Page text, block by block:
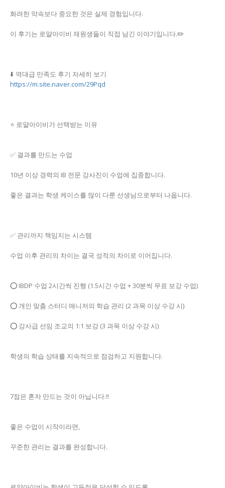
화려한 약속보다 중요한 것은 실제 경험입니다.
이 후기는 로얄아이비 재원생들이 직접 남긴 이야기입니다.✏️
⬇️ 역대급 만족도 후기 자세히 보기
https://m.site.naver.com/29Pqd
⭐ 로얄아이비가 선택받는 이유
✅ 결과를 만드는 수업
10년 이상 경력의 IB 전문 강사진이 수업에 집중합니다.
좋은 결과는 학생 케이스를 많이 다룬 선생님으로부터 나옵니다.
✅ 관리까지 책임지는 시스템
수업 이후 관리의 차이는 결국 성적의 차이로 이어집니다.
⭕ IBDP 수업 2시간씩 진행 (1.5시간 수업 + 30분씩 무료 보강 수업)
⭕ 개인 맞춤 스터디 매니저의 학습 관리 (2 과목 이상 수강 시)
⭕ 강사급 선임 조교의 1:1 보강 (3 과목 이상 수강 시)
학생의 학습 상태를 지속적으로 점검하고 지원합니다.
7점은 혼자 만드는 것이 아닙니다.‼️
좋은 수업이 시작이라면,
꾸준한 관리는 결과를 완성합니다.